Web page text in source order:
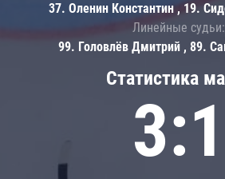
Статистика
3:1
37. Оленин Константин , 19.
Линейные судьи:
99. Головлёв Дмитрий , 89.